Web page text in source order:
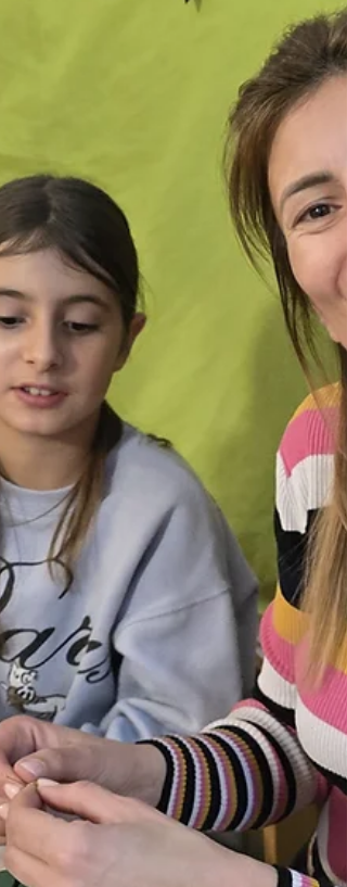
vezane uz blagdan " Svete Lucije " ( sadnja
pšenice ), dolazak " Svetog Nikole " (
umjetničke aktivnosti ), paljenje adventskih
svijeća , otvaranje adventskih kalendara i